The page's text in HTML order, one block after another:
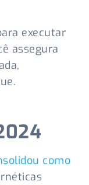
executar
assegura
como